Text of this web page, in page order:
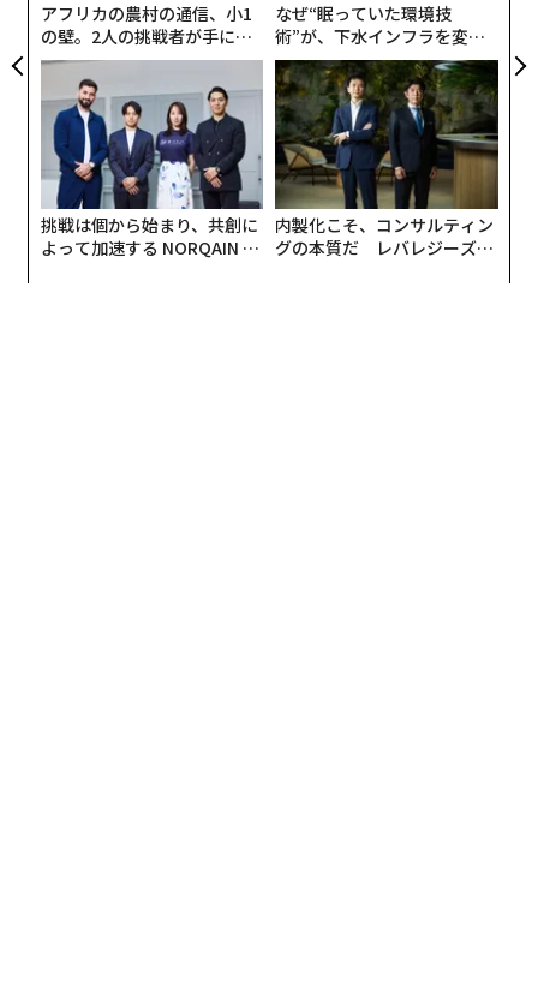
アフリカの農村の通信、小1
の壁。2人の挑戦者が手にし
た「次なる武器」
なぜ“眠っていた環境技
術”が、下水インフラを変え
たのか──産総研×月島JFE
アクアソリューションの10年
挑戦は個から始まり、共創に
よって加速する NORQAIN JA
内製化こそ、コンサルティン
グの本質だ レバレジーズが